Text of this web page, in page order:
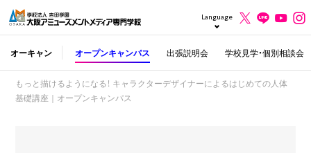
Language
オーキャン オープンキャンパス 出張説明会 学校見学・個別相談会
もっと描けるようになる！ キャラクターデザイナーによるはじめての人体
基礎講座｜オープンキャンパス